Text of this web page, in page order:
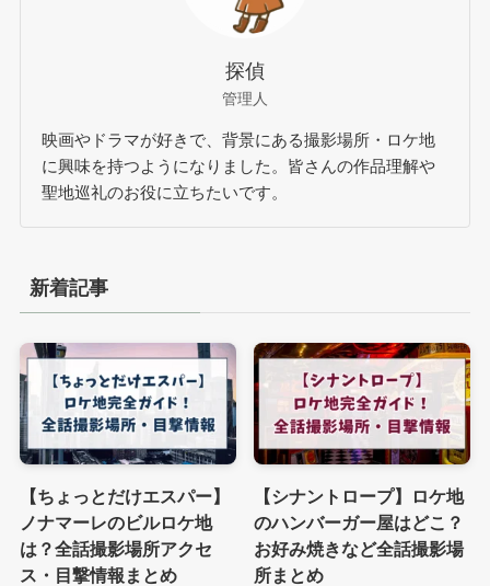
探偵
管理人
映画やドラマが好きで、背景にある撮影場所・ロケ地
に興味を持つようになりました。皆さんの作品理解や
聖地巡礼のお役に立ちたいです。
新着記事
【ちょっとだけエスパー】
ノナマーレのビルロケ地
は？全話撮影場所アクセ
ス・目撃情報まとめ
【シナントロープ】ロケ地
のハンバーガー屋はどこ？
お好み焼きなど全話撮影場
所まとめ